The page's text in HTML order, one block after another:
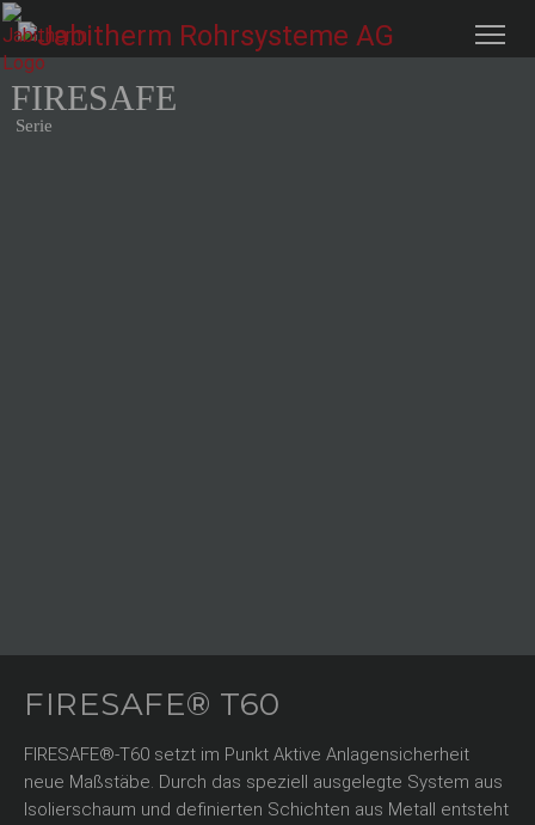
FIRESAFE
Serie
FIRESAFE® T60
FIRESAFE®-T60 setzt im Punkt Aktive Anlagensicherheit
neue Maßstäbe. Durch das speziell ausgelegte System aus
Isolierschaum und definierten Schichten aus Metall entsteht